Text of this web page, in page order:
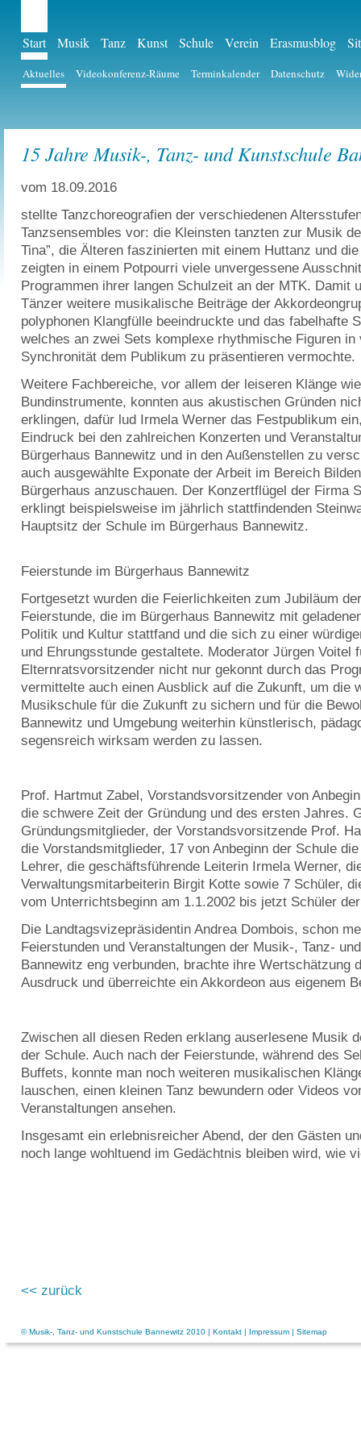
Start
Aktuelles Videokonferenz-Räume Terminkalender Datenschutz
Musik Tanz Kunst Schule Verein Erasmusblog
15 Jahre Musik-, Tanz- und Kunstschule
vom 18.09.2016
stellte Tanzchoreografien der verschiedenen
Tanzsensembles vor: die Kleinsten tanzten zur Musik
Tina”, die Älteren faszinierten mit einem Huttanz und
zeigten in einem Potpourri viele unvergessene
Programmen ihrer langen Schulzeit an der MTK. Damit
Tänzer weitere musikalische Beiträge der
polyphonen Klangfülle beeindruckte und das fabelhafte
welches an zwei Sets komplexe rhythmische Figuren in
Synchronität dem Publikum zu präsentieren vermochte.
Weitere Fachbereiche, vor allem der leiseren Klänge
Bundinstrumente, konnten aus akustischen Gründen
erklingen, dafür lud Irmela Werner das Festpublikum
Eindruck bei den zahlreichen Konzerten und
Bürgerhaus Bannewitz und in den Außenstellen zu
auch ausgewählte Exponate der Arbeit im Bereich
Bürgerhaus anzuschauen. Der Konzertflügel der Firma
erklingt beispielsweise im jährlich stattfindenden
Hauptsitz der Schule im Bürgerhaus Bannewitz.
Feierstunde im Bürgerhaus Bannewitz
Fortgesetzt wurden die Feierlichkeiten zum Jubiläum
Feierstunde, die im Bürgerhaus Bannewitz mit
Politik und Kultur stattfand und die sich zu einer
und Ehrungsstunde gestaltete. Moderator Jürgen Voitel
Elternratsvorsitzender nicht nur gekonnt durch das
vermittelte auch einen Ausblick auf die Zukunft, um die
Musikschule für die Zukunft zu sichern und für die
Bannewitz und Umgebung weiterhin künstlerisch,
segensreich wirksam werden zu lassen.
Prof. Hartmut Zabel, Vorstandsvorsitzender von
die schwere Zeit der Gründung und des ersten Jahres.
Gründungsmitglieder, der Vorstandsvorsitzende Prof.
die Vorstandsmitglieder, 17 von Anbeginn der Schule
Lehrer, die geschäftsführende Leiterin Irmela Werner,
Verwaltungsmitarbeiterin Birgit Kotte sowie 7 Schüler,
vom Unterrichtsbeginn am 1.1.2002 bis jetzt Schüler
Die Landtagsvizepräsidentin Andrea Dombois, schon
Feierstunden und Veranstaltungen der Musik-, Tanz-
Bannewitz eng verbunden, brachte ihre Wertschätzung
Ausdruck und überreichte ein Akkordeon aus eigenem
Zwischen all diesen Reden erklang auserlesene Musik
der Schule. Auch nach der Feierstunde, während des
Buffets, konnte man noch weiteren musikalischen
lauschen, einen kleinen Tanz bewundern oder Videos
Veranstaltungen ansehen.
Insgesamt ein erlebnisreicher Abend, der den Gästen
noch lange wohltuend im Gedächtnis bleiben wird, wie
<< zurück
© Musik-, Tanz- und Kunstschule Bannewitz 2010 | Kontakt| Impressum| Sitemap